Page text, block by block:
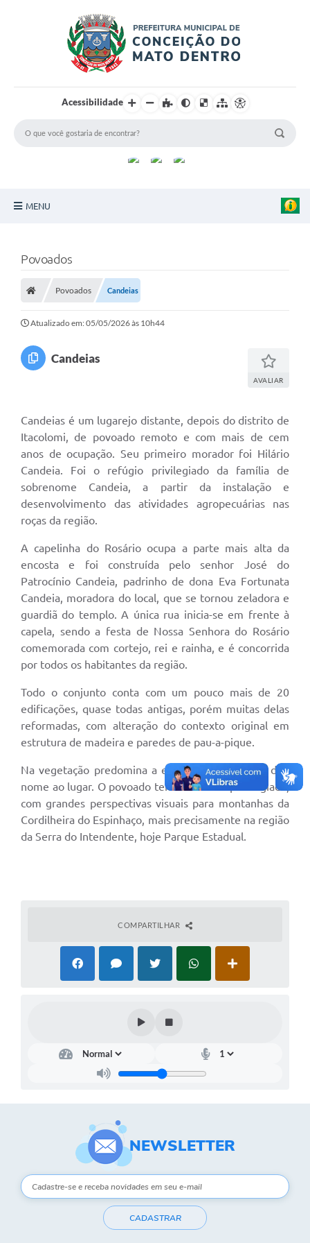
Acessibilidade
MENU
Sobre a Cidade
Turismo
Transparência
Editais
Serviços da Secretaria Municipal de Fazenda
Controle Interno
e-SIC
Regularização Fundiária
Contato
Notificações de Penalidades – Decisões
Notificações Obras e Posturas
Conselho Municipal de Conservação e Defesa do
Meio Ambiente-CODEMA
Galeria de Fotos
Audiências Públicas
Contas Públicas
Povoados
Povoados Candeias
Atualizado em: 05/05/2026 às 10h44
Candeias
AVALIAR
Candeias é um lugarejo distante, depois do distrito de
Itacolomi, de povoado remoto e com mais de cem
anos de ocupação. Seu primeiro morador foi Hilário
Candeia. Foi o refúgio privilegiado da família de
sobrenome Candeia, a partir da instalação e
desenvolvimento das atividades agropecuárias nas
roças da região.
A capelinha do Rosário ocupa a parte mais alta da
encosta e foi construída pelo senhor José do
Patrocínio Candeia, padrinho de dona Eva Fortunata
Candeia, moradora do local, que se tornou zeladora e
guardiã do templo. A única rua inicia-se em frente à
capela, sendo a festa de Nossa Senhora do Rosário
comemorada com cortejo, rei e rainha, e é concorrida
por todos os habitantes da região.
Todo o conjunto conta com um pouco mais de 20
edificações, quase todas antigas, porém muitas delas
reformadas, com alteração do contexto original em
estrutura de madeira e paredes de pau-a-pique.
Na vegetação predomina a espécie candeia, que deu
nome ao lugar. O povoado tem uma visão privilegiada,
com grandes perspectivas visuais para montanhas da
Cordilheira do Espinhaço, mais precisamente na região
da Serra do Intendente, hoje Parque Estadual.
COMPARTILHAR
NEWSLETTER
CADASTRAR